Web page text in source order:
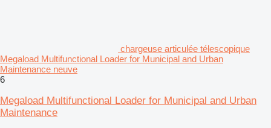
chargeuse articulée télescopique
Megaload Multifunctional Loader for Municipal and Urban
Maintenance neuve
6
Megaload Multifunctional Loader for Municipal and Urban
Maintenance